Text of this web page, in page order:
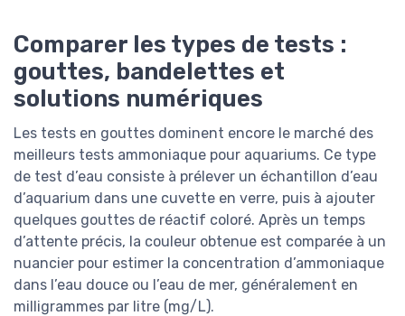
Comparer les types de tests :
gouttes, bandelettes et
solutions numériques
Les tests en gouttes dominent encore le marché des
meilleurs tests ammoniaque pour aquariums. Ce type
de test d’eau consiste à prélever un échantillon d’eau
d’aquarium dans une cuvette en verre, puis à ajouter
quelques gouttes de réactif coloré. Après un temps
d’attente précis, la couleur obtenue est comparée à un
nuancier pour estimer la concentration d’ammoniaque
dans l’eau douce ou l’eau de mer, généralement en
milligrammes par litre (mg/L).